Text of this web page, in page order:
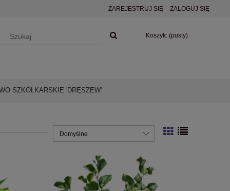
ZAREJESTRUJ SIĘ ZALOGUJ SIĘ
Koszyk: (pusty)
SZKÓŁKARSKIE 'DRĘSZEW'